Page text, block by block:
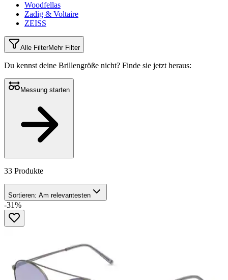
Woodfellas
Zadig & Voltaire
ZEISS
Alle FilterMehr Filter
Du kennst deine Brillengröße nicht? Finde sie jetzt heraus:
Messung starten
33 Produkte
Sortieren: Am relevantesten
-31%